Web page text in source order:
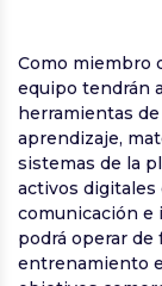
Como miembro
equipo tendrán
herramientas
aprendizaje,
sistemas de la
activos digitales
comunicación e
podrá operar de
entrenamiento